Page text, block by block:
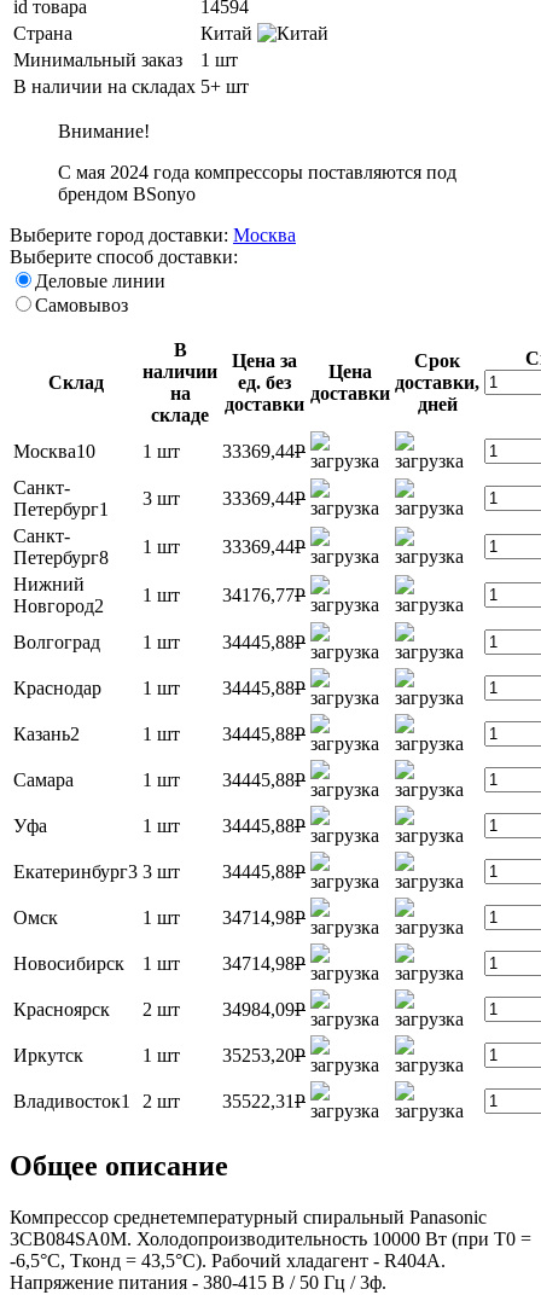
id товара
14594
Страна
Китай
Минимальный заказ
1 шт
В наличии на складах 5+ шт
Внимание!
С мая 2024 года компрессоры поставляются под
брендом BSonyo
Выберите город доставки: Москва
Выберите способ доставки:
Деловые линии
Самовывоз
Склад
В
наличии
на
складе
Цена за
ед. без
доставки
Цена
доставки
Срок
доставки,
дней
Москва10 1 шт 33369,44P
Санкт-
Петербург1
3 шт 33369,44P
Санкт-
Петербург8
1 шт 33369,44P
Нижний
Новгород2
1 шт 34176,77P
Волгоград 1 шт 34445,88P
Краснодар 1 шт 34445,88P
Казань2 1 шт 34445,88P
Самара 1 шт 34445,88P
Уфа 1 шт 34445,88P
Екатеринбург3 3 шт 34445,88P
Омск 1 шт 34714,98P
Новосибирск 1 шт 34714,98P
Красноярск 2 шт 34984,09P
Иркутск 1 шт 35253,20P
Владивосток1 2 шт 35522,31P
Общее описание
Компрессор среднетемпературный спиральный Panasonic
3CB084SA0M. Холодопроизводительность 10000 Вт (при T0 =
-6,5°C, Tконд = 43,5°C). Рабочий хладагент - R404A.
Напряжение питания - 380-415 В / 50 Гц / 3ф.